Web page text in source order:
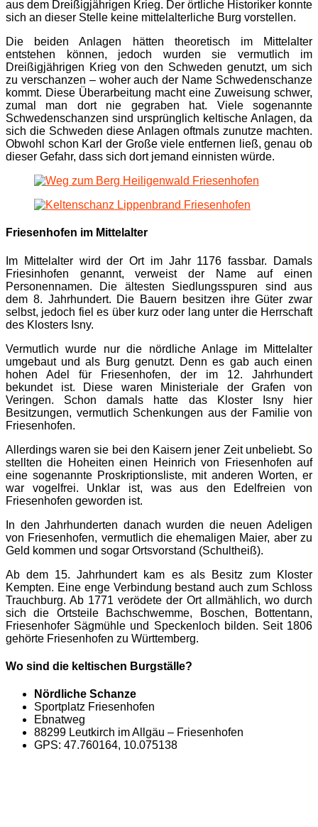
aus dem Dreißigjährigen Krieg. Der örtliche Historiker konnte
sich an dieser Stelle keine mittelalterliche Burg vorstellen.
Die beiden Anlagen hätten theoretisch im Mittelalter
entstehen können, jedoch wurden sie vermutlich im
Dreißigjährigen Krieg von den Schweden genutzt, um sich
zu verschanzen – woher auch der Name Schwedenschanze
kommt. Diese Überarbeitung macht eine Zuweisung schwer,
zumal man dort nie gegraben hat. Viele sogenannte
Schwedenschanzen sind ursprünglich keltische Anlagen, da
sich die Schweden diese Anlagen oftmals zunutze machten.
Obwohl schon Karl der Große viele entfernen ließ, genau ob
dieser Gefahr, dass sich dort jemand einnisten würde.
Friesenhofen im Mittelalter
Im Mittelalter wird der Ort im Jahr 1176 fassbar. Damals
Friesinhofen genannt, verweist der Name auf einen
Personennamen. Die ältesten Siedlungsspuren sind aus
dem 8. Jahrhundert. Die Bauern besitzen ihre Güter zwar
selbst, jedoch fiel es über kurz oder lang unter die Herrschaft
des Klosters Isny.
Vermutlich wurde nur die nördliche Anlage im Mittelalter
umgebaut und als Burg genutzt. Denn es gab auch einen
hohen Adel für Friesenhofen, der im 12. Jahrhundert
bekundet ist. Diese waren Ministeriale der Grafen von
Veringen. Schon damals hatte das Kloster Isny hier
Besitzungen, vermutlich Schenkungen aus der Familie von
Friesenhofen.
Allerdings waren sie bei den Kaisern jener Zeit unbeliebt. So
stellten die Hoheiten einen Heinrich von Friesenhofen auf
eine sogenannte Proskriptionsliste, mit anderen Worten, er
war vogelfrei. Unklar ist, was aus den Edelfreien von
Friesenhofen geworden ist.
In den Jahrhunderten danach wurden die neuen Adeligen
von Friesenhofen, vermutlich die ehemaligen Maier, aber zu
Geld kommen und sogar Ortsvorstand (Schultheiß).
Ab dem 15. Jahrhundert kam es als Besitz zum Kloster
Kempten. Eine enge Verbindung bestand auch zum Schloss
Trauchburg. Ab 1771 verödete der Ort allmählich, wo durch
sich die Ortsteile Bachschwemme, Boschen, Bottentann,
Friesenhofer Sägmühle und Speckenloch bilden. Seit 1806
gehörte Friesenhofen zu Württemberg.
Wo sind die keltischen Burgställe?
Nördliche Schanze
Sportplatz Friesenhofen
Ebnatweg
88299 Leutkirch im Allgäu – Friesenhofen
GPS: 47.760164, 10.075138